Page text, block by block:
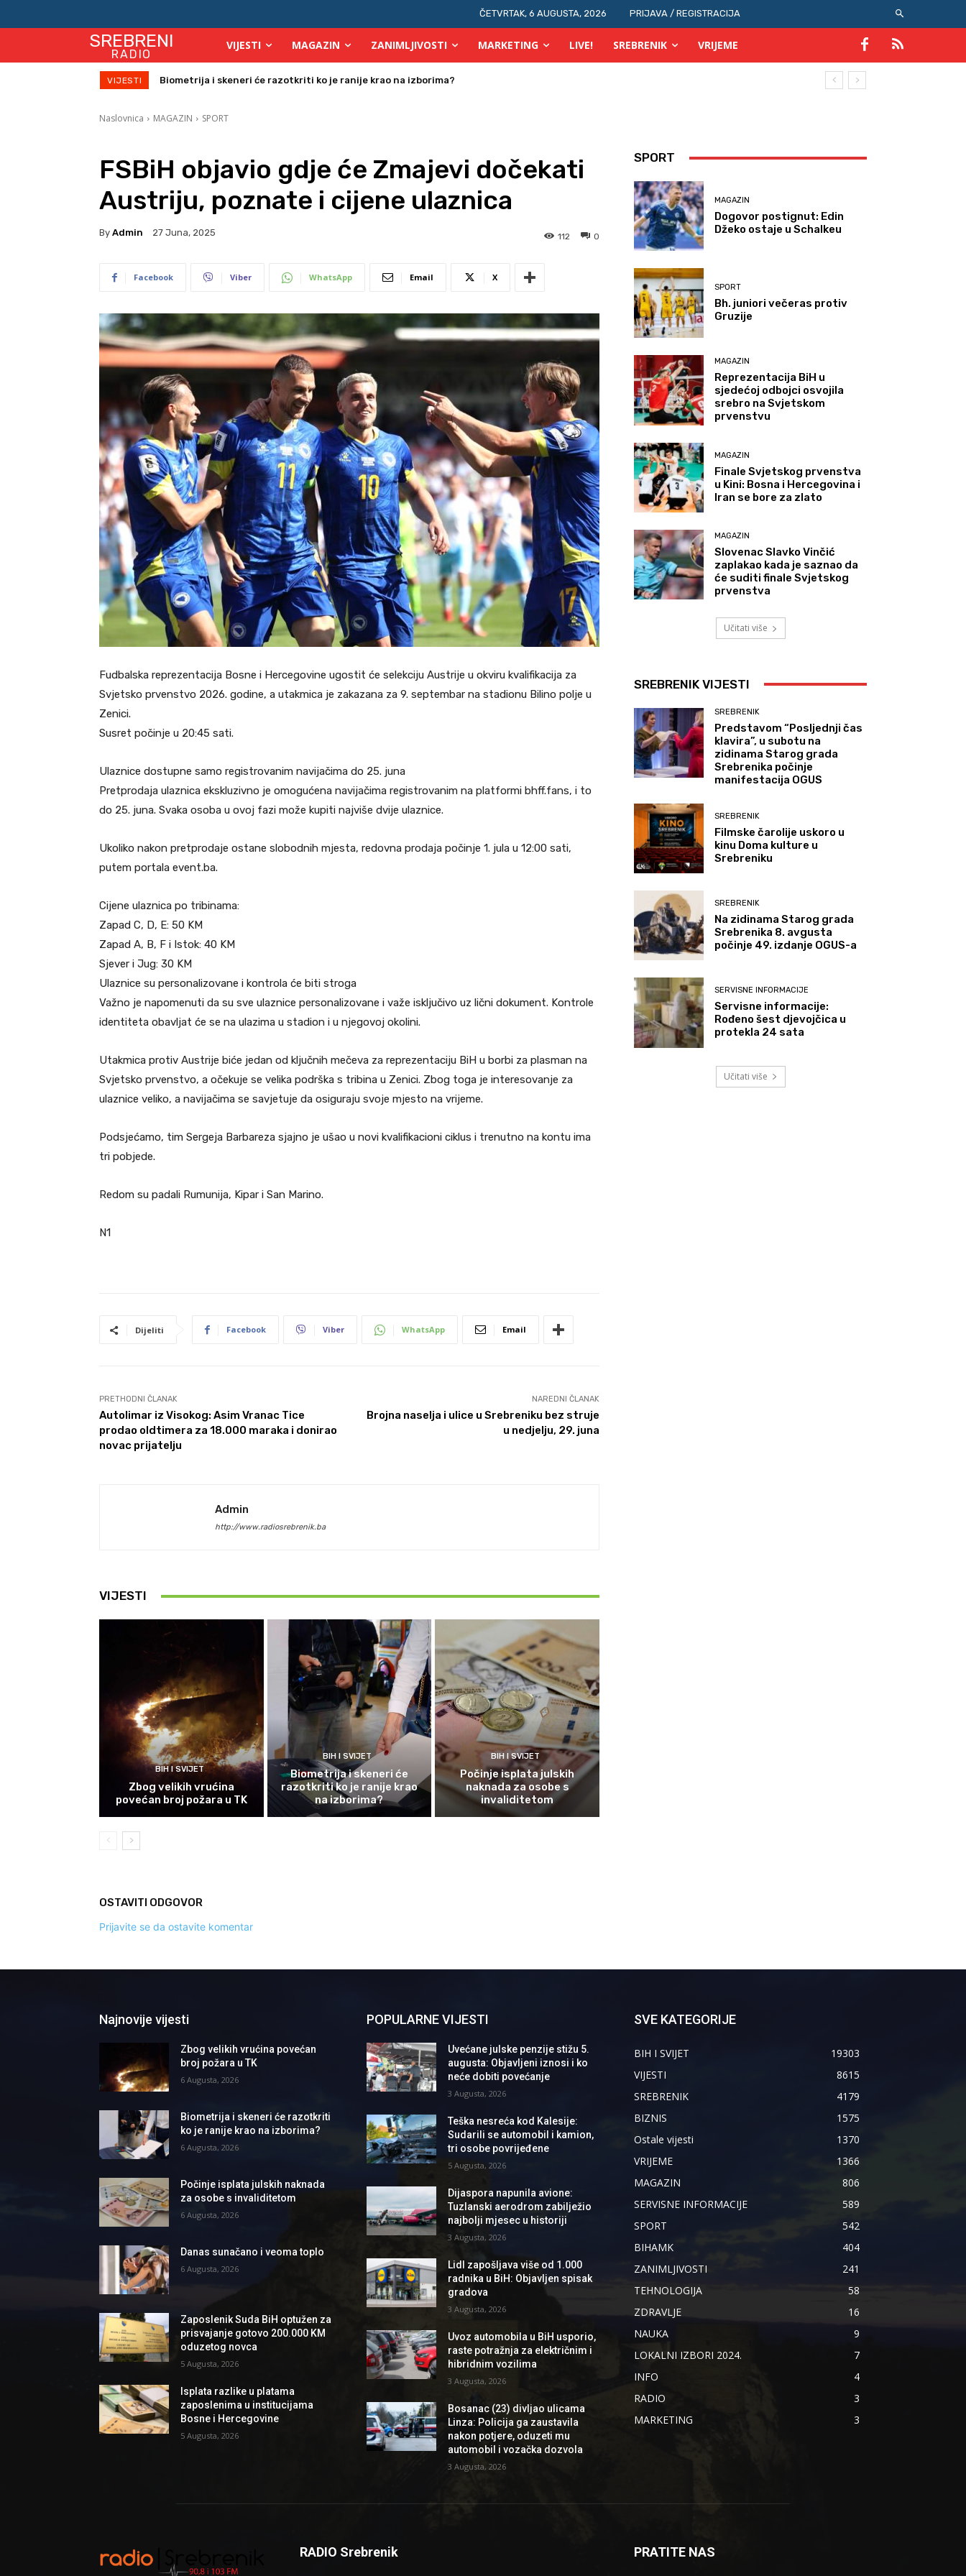
ČETVRTAK, 6 AUGUSTA, 2026 PRIJAVA / REGISTRACIJA
SREBRENI
RADIO
VIJESTI MAGAZIN ZANIMLJIVOSTI MARKETING LIVE! SREBRENIK VRIJEME
VIJESTI Počinje isplata julskih naknada za osobe s invaliditetom
Naslovnica MAGAZIN SPORT
FSBiH objavio gdje će Zmajevi dočekati
Austriju, poznate i cijene ulaznica
By Admin 27 Juna, 2025 0
112
Facebook Viber WhatsApp Email X
Fudbalska reprezentacija Bosne i Hercegovine ugostit će selekciju Austrije u okviru kvalifikacija za
Svjetsko prvenstvo 2026. godine, a utakmica je zakazana za 9. septembar na stadionu Bilino polje u
Zenici.
Susret počinje u 20:45 sati.
Ulaznice dostupne samo registrovanim navijačima do 25. juna
Pretprodaja ulaznica ekskluzivno je omogućena navijačima registrovanim na platformi bhff.fans, i to
do 25. juna. Svaka osoba u ovoj fazi može kupiti najviše dvije ulaznice.
Ukoliko nakon pretprodaje ostane slobodnih mjesta, redovna prodaja počinje 1. jula u 12:00 sati,
putem portala event.ba.
Cijene ulaznica po tribinama:
Zapad C, D, E: 50 KM
Zapad A, B, F i Istok: 40 KM
Sjever i Jug: 30 KM
Ulaznice su personalizovane i kontrola će biti stroga
Važno je napomenuti da su sve ulaznice personalizovane i važe isključivo uz lični dokument. Kontrole
identiteta obavljat će se na ulazima u stadion i u njegovoj okolini.
Utakmica protiv Austrije biće jedan od ključnih mečeva za reprezentaciju BiH u borbi za plasman na
Svjetsko prvenstvo, a očekuje se velika podrška s tribina u Zenici. Zbog toga je interesovanje za
ulaznice veliko, a navijačima se savjetuje da osiguraju svoje mjesto na vrijeme.
Podsjećamo, tim Sergeja Barbareza sjajno je ušao u novi kvalifikacioni ciklus i trenutno na kontu ima
tri pobjede.
Redom su padali Rumunija, Kipar i San Marino.
N1
Dijeliti Facebook Viber WhatsApp Email
PRETHODNI ČLANAK
Autolimar iz Visokog: Asim Vranac Tice
prodao oldtimera za 18.000 maraka i donirao
novac prijatelju
NAREDNI ČLANAK
Brojna naselja i ulice u Srebreniku bez struje
u nedjelju, 29. juna
Admin
http://www.radiosrebrenik.ba
VIJESTI
BIH I SVIJET
Zbog velikih vrućina
povećan broj požara u TK
BIH I SVIJET
Biometrija i skeneri će
razotkriti ko je ranije krao
na izborima?
BIH I SVIJET
Počinje isplata julskih
naknada za osobe s
invaliditetom
OSTAVITI ODGOVOR
Prijavite se da ostavite komentar
SPORT
MAGAZIN
Dogovor postignut: Edin
Džeko ostaje u Schalkeu
SPORT
Bh. juniori večeras protiv
Gruzije
MAGAZIN
Reprezentacija BiH u
sjedećoj odbojci osvojila
srebro na Svjetskom
prvenstvu
MAGAZIN
Finale Svjetskog prvenstva
u Kini: Bosna i Hercegovina i
Iran se bore za zlato
MAGAZIN
Slovenac Slavko Vinčić
zaplakao kada je saznao da
će suditi finale Svjetskog
prvenstva
Učitati više
SREBRENIK VIJESTI
SREBRENIK
Predstavom “Posljednji čas
klavira”, u subotu na
zidinama Starog grada
Srebrenika počinje
manifestacija OGUS
SREBRENIK
Filmske čarolije uskoro u
kinu Doma kulture u
Srebreniku
SREBRENIK
Na zidinama Starog grada
Srebrenika 8. avgusta
počinje 49. izdanje OGUS-a
SERVISNE INFORMACIJE
Servisne informacije:
Rođeno šest djevojčica u
protekla 24 sata
Učitati više
Najnovije vijesti
Zbog velikih vrućina povećan
broj požara u TK
6 Augusta, 2026
Biometrija i skeneri će razotkriti
ko je ranije krao na izborima?
6 Augusta, 2026
Počinje isplata julskih naknada
za osobe s invaliditetom
6 Augusta, 2026
Danas sunačano i veoma toplo
6 Augusta, 2026
Zaposlenik Suda BiH optužen za
prisvajanje gotovo 200.000 KM
oduzetog novca
5 Augusta, 2026
Isplata razlike u platama
zaposlenima u institucijama
Bosne i Hercegovine
5 Augusta, 2026
POPULARNE VIJESTI
Uvećane julske penzije stižu 5.
augusta: Objavljeni iznosi i ko
neće dobiti povećanje
3 Augusta, 2026
Teška nesreća kod Kalesije:
Sudarili se automobil i kamion,
tri osobe povrijeđene
5 Augusta, 2026
Dijaspora napunila avione:
Tuzlanski aerodrom zabilježio
najbolji mjesec u historiji
3 Augusta, 2026
Lidl zapošljava više od 1.000
radnika u BiH: Objavljen spisak
gradova
3 Augusta, 2026
Uvoz automobila u BiH usporio,
raste potražnja za električnim i
hibridnim vozilima
3 Augusta, 2026
Bosanac (23) divljao ulicama
Linza: Policija ga zaustavila
nakon potjere, oduzeti mu
automobil i vozačka dozvola
3 Augusta, 2026
SVE KATEGORIJE
BIH I SVIJET
19303
VIJESTI
8615
SREBRENIK
4179
BIZNIS
1575
Ostale vijesti
1370
VRIJEME
1366
MAGAZIN
806
SERVISNE INFORMACIJE
589
SPORT
542
BIHAMK
404
ZANIMLJIVOSTI
241
TEHNOLOGIJA
58
ZDRAVLJE
16
NAUKA
9
LOKALNI IZBORI 2024.
7
INFO
4
RADIO
3
MARKETING
3
RADIO Srebrenik PRATITE NAS